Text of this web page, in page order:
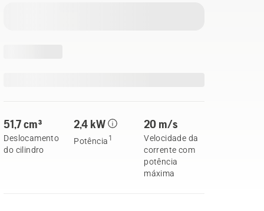
51,7 cm³
Deslocamento
do cilindro
2,4 kW
Potência 1
20 m/s
Velocidade da
corrente com
potência
máxima